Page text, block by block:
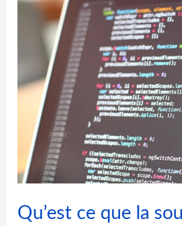
e
m
o
r
Qu’est ce que la